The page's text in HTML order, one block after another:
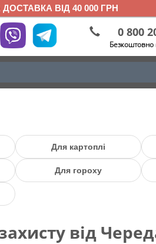
ВІД 40 000 ГРН
0 800
Безкоштовно
Для картоплі
Для гороху
від